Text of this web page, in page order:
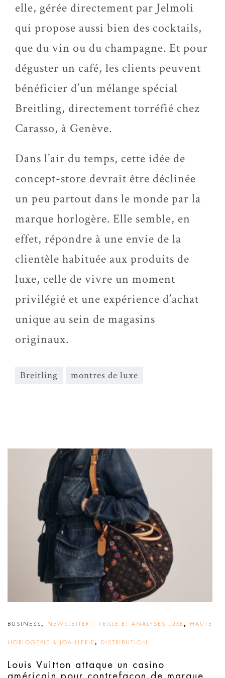
elle, gérée directement par Jelmoli
qui propose aussi bien des cocktails,
que du vin ou du champagne. Et pour
déguster un café, les clients peuvent
bénéficier d’un mélange spécial
Breitling, directement torréfié chez
Carasso, à Genève.
Dans l’air du temps, cette idée de
concept-store devrait être déclinée
un peu partout dans le monde par la
marque horlogère. Elle semble, en
effet, répondre à une envie de la
clientèle habituée aux produits de
luxe, celle de vivre un moment
privilégié et une expérience d’achat
unique au sein de magasins
originaux.
Breitling montres de luxe
BUSINESS, NEWSLETTER – VEILLE ET ANALYSES LUXE , HAUTE
HORLOGERIE & JOAILLERIE , DISTRIBUTION
Louis Vuitton attaque un casino
américain pour contrefaçon de marque